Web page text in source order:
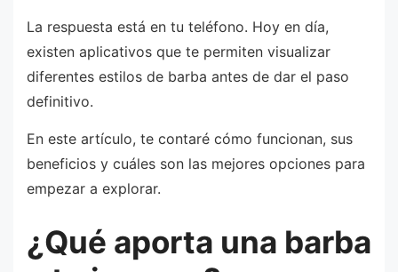
La respuesta está en tu teléfono. Hoy en día,
existen aplicativos que te permiten visualizar
diferentes estilos de barba antes de dar el paso
definitivo.
En este artículo, te contaré cómo funcionan, sus
beneficios y cuáles son las mejores opciones para
empezar a explorar.
¿Qué aporta una barba